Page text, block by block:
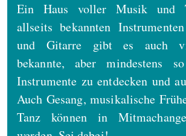
Ein Haus voller Musik und
allseits bekannten
und Gitarre gibt es auch
bekannte, aber mindestens
Instrumente zu entdecken und
Auch Gesang, musikalische
Tanz können in